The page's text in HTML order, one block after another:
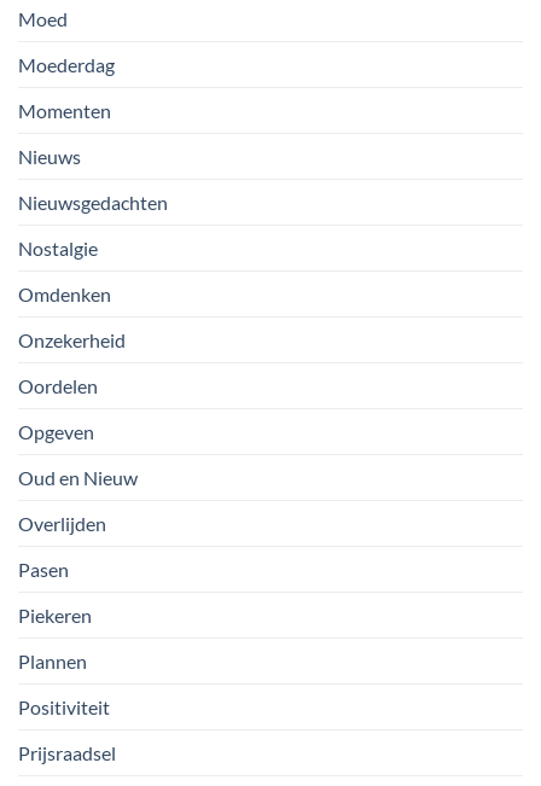
Moed
Moederdag
Momenten
Nieuws
Nieuwsgedachten
Nostalgie
Omdenken
Onzekerheid
Oordelen
Opgeven
Oud en Nieuw
Overlijden
Pasen
Piekeren
Plannen
Positiviteit
Prijsraadsel